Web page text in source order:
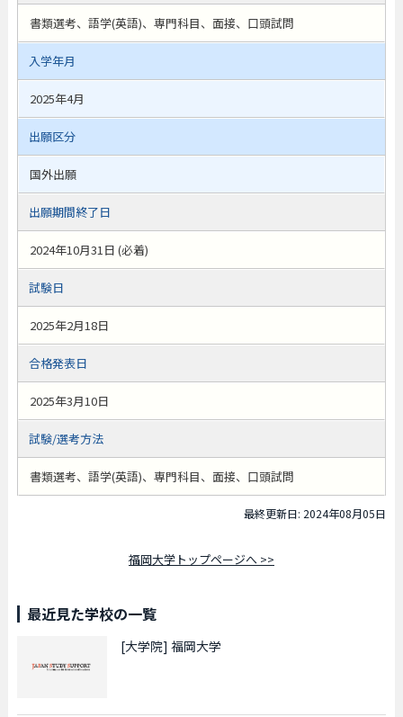
書類選考、語学(英語)、専門科目、面接、口頭試問
入学年月
2025年4月
出願区分
国外出願
出願期間終了日
2024年10月31日 (必着)
試験日
2025年2月18日
合格発表日
2025年3月10日
試験/選考方法
書類選考、語学(英語)、専門科目、面接、口頭試問
最終更新日: 2024年08月05日
福岡大学トップページへ >>
最近見た学校の一覧
[大学院] 福岡大学